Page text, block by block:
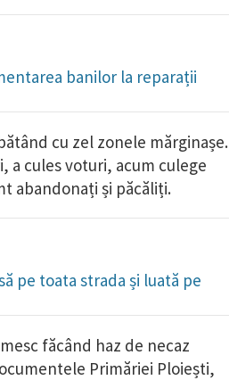
banilor la reparații
cu zel zonele mărginașe.
a cules voturi, acum culege
abandonați și păcăliți.
pe toata strada și luată pe
făcând haz de necaz
Primăriei Ploiești,